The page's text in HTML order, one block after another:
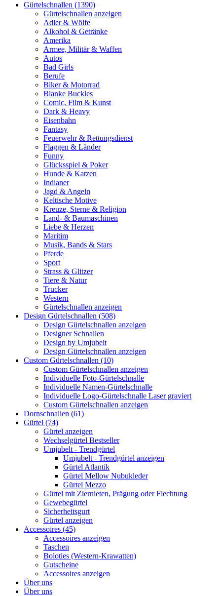
Gürtelschnallen (1390)
Gürtelschnallen anzeigen
Adler & Wölfe
Alkohol & Getränke
Amerika
Armee, Militär & Waffen
Autos
Bad Girls
Berufe
Biker & Motorrad
Blanke Buckles
Comic, Film & Kunst
Dark & Heavy
Eisenbahn
Fantasy
Feuerwehr & Rettungsdienst
Flaggen & Länder
Funny
Glücksspiel & Poker
Hunde & Katzen
Indianer
Jagd & Angeln
Keltische Motive
Kreuze, Sterne & Religion
Land- & Baumaschinen
Liebe & Herzen
Maritim
Musik, Bands & Stars
Pferde
Sport
Strass & Glitzer
Tiere & Natur
Trucker
Western
Gürtelschnallen anzeigen
Design Gürtelschnallen (508)
Design Gürtelschnallen anzeigen
Designer Schnallen
Design by Umjubelt
Design Gürtelschnallen anzeigen
Custom Gürtelschnallen (10)
Custom Gürtelschnallen anzeigen
Individuelle Foto-Gürtelschnalle
Individuelle Namen-Gürtelschnalle
Individuelle Logo-Gürtelschnalle Laser graviert
Custom Gürtelschnallen anzeigen
Dornschnallen (61)
Gürtel (74)
Gürtel anzeigen
Wechselgürtel Bestseller
Umjubelt - Trendgürtel
Umjubelt - Trendgürtel anzeigen
Gürtel Atlantik
Gürtel Mellow Nubukleder
Gürtel Mezzo
Gürtel mit Ziernieten, Prägung oder Flechtung
Gewebegürtel
Sicherheitsgurt
Gürtel anzeigen
Accessoires (45)
Accessoires anzeigen
Taschen
Boloties (Western-Krawatten)
Gutscheine
Accessoires anzeigen
Über uns
Über uns